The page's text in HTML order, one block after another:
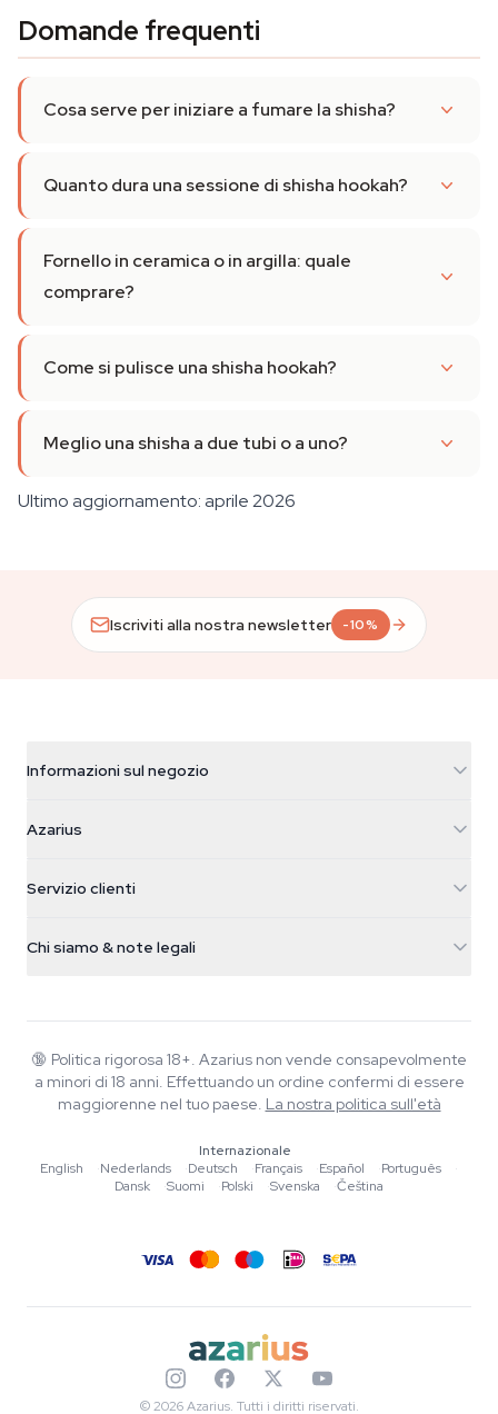
Domande frequenti
Cosa serve per iniziare a fumare la shisha?
Quanto dura una sessione di shisha hookah?
Fornello in ceramica o in argilla: quale
comprare?
Come si pulisce una shisha hookah?
Meglio una shisha a due tubi o a uno?
Ultimo aggiornamento: aprile 2026
Iscriviti alla nostra newsletter -10%
Informazioni sul negozio
Galvaniweg 11
Nederland
+31(0)204897914
Azarius
Smokeshop
Servizio clienti
FAQ
Informativa sulla privacy
Chi siamo & note legali
Wiki
Blog
Musica
Linee guida editoriali
Strumenti e Calcolatori
🔞 Politica rigorosa 18+. Azarius non vende consapevolmente
a minori di 18 anni. Effettuando un ordine confermi di essere
maggiorenne nel tuo paese. La nostra politica sull'età
Internazionale
English
·Nederlands ·Deutsch ·Français ·Español ·Português
·
Dansk
·Suomi ·Polski ·Svenska ·Čeština
© 2026 Azarius. Tutti i diritti riservati.